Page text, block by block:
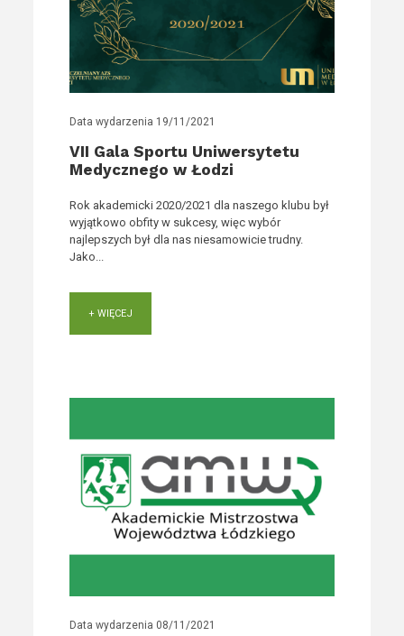
Data wydarzenia 19/11/2021
VII Gala Sportu Uniwersytetu
Medycznego w Łodzi
Rok akademicki 2020/2021 dla naszego klubu był
wyjątkowo obfity w sukcesy, więc wybór
najlepszych był dla nas niesamowicie trudny.
Jako...
+ WIĘCEJ
Data wydarzenia 08/11/2021